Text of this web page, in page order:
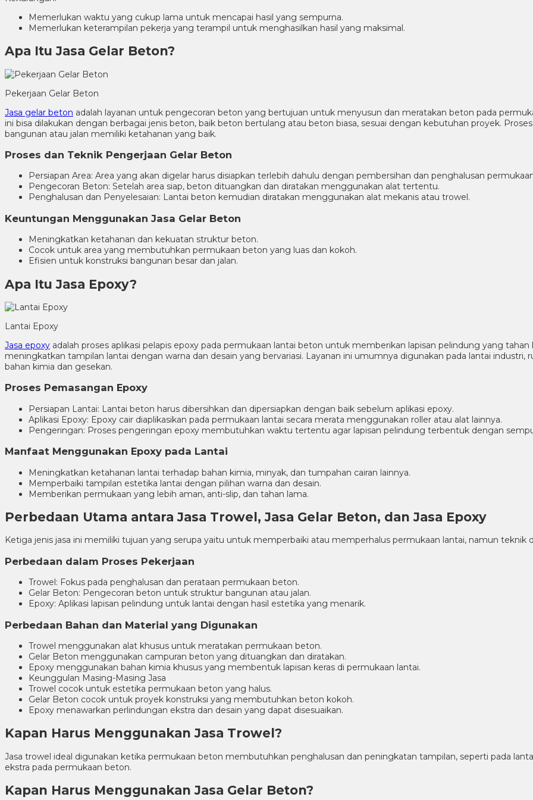
Memerlukan waktu yang cukup lama untuk mencapai hasil yang sempurna.
Memerlukan keterampilan pekerja yang terampil untuk menghasilkan hasil yang maksimal.
Apa Itu Jasa Gelar Beton?
Pekerjaan Gelar Beton
Jasa gelar beton adalah layanan untuk pengecoran beton yang bertujuan untuk menyusun dan meratakan beton pada
ini bisa dilakukan dengan berbagai jenis beton, baik beton bertulang atau beton biasa, sesuai dengan kebutuhan proyek.
bangunan atau jalan memiliki ketahanan yang baik.
Proses dan Teknik Pengerjaan Gelar Beton
Persiapan Area: Area yang akan digelar harus disiapkan terlebih dahulu dengan pembersihan dan penghalusan
Pengecoran Beton: Setelah area siap, beton dituangkan dan diratakan menggunakan alat tertentu.
Penghalusan dan Penyelesaian: Lantai beton kemudian diratakan menggunakan alat mekanis atau trowel.
Keuntungan Menggunakan Jasa Gelar Beton
Meningkatkan ketahanan dan kekuatan struktur beton.
Cocok untuk area yang membutuhkan permukaan beton yang luas dan kokoh.
Efisien untuk konstruksi bangunan besar dan jalan.
Apa Itu Jasa Epoxy?
Lantai Epoxy
Jasa epoxy adalah proses aplikasi pelapis epoxy pada permukaan lantai beton untuk memberikan lapisan pelindung yang
meningkatkan tampilan lantai dengan warna dan desain yang bervariasi. Layanan ini umumnya digunakan pada lantai
bahan kimia dan gesekan.
Proses Pemasangan Epoxy
Persiapan Lantai: Lantai beton harus dibersihkan dan dipersiapkan dengan baik sebelum aplikasi epoxy.
Aplikasi Epoxy: Epoxy cair diaplikasikan pada permukaan lantai secara merata menggunakan roller atau alat lainnya.
Pengeringan: Proses pengeringan epoxy membutuhkan waktu tertentu agar lapisan pelindung terbentuk dengan
Manfaat Menggunakan Epoxy pada Lantai
Meningkatkan ketahanan lantai terhadap bahan kimia, minyak, dan tumpahan cairan lainnya.
Memperbaiki tampilan estetika lantai dengan pilihan warna dan desain.
Memberikan permukaan yang lebih aman, anti-slip, dan tahan lama.
Perbedaan Utama antara Jasa Trowel, Jasa Gelar Beton, dan Jasa Epoxy
Ketiga jenis jasa ini memiliki tujuan yang serupa yaitu untuk memperbaiki atau memperhalus permukaan lantai, namun teknik
Perbedaan dalam Proses Pekerjaan
Trowel: Fokus pada penghalusan dan perataan permukaan beton.
Gelar Beton: Pengecoran beton untuk struktur bangunan atau jalan.
Epoxy: Aplikasi lapisan pelindung untuk lantai dengan hasil estetika yang menarik.
Perbedaan Bahan dan Material yang Digunakan
Trowel menggunakan alat khusus untuk meratakan permukaan beton.
Gelar Beton menggunakan campuran beton yang dituangkan dan diratakan.
Epoxy menggunakan bahan kimia khusus yang membentuk lapisan keras di permukaan lantai.
Keunggulan Masing-Masing Jasa
Trowel cocok untuk estetika permukaan beton yang halus.
Gelar Beton cocok untuk proyek konstruksi yang membutuhkan beton kokoh.
Epoxy menawarkan perlindungan ekstra dan desain yang dapat disesuaikan.
Kapan Harus Menggunakan Jasa Trowel?
Jasa trowel ideal digunakan ketika permukaan beton membutuhkan penghalusan dan peningkatan tampilan, seperti pada
ekstra pada permukaan beton.
Kapan Harus Menggunakan Jasa Gelar Beton?